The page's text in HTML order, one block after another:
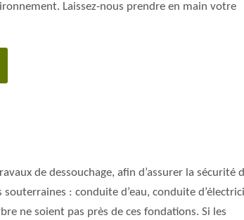
Laissez-nous prendre en main votre
de dessouchage, afin d’assurer la sécurité
: conduite d’eau, conduite
ne soient pas près de ces fondations. Si les